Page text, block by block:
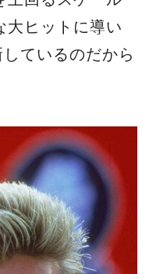
大ヒットに導い
ているのだから